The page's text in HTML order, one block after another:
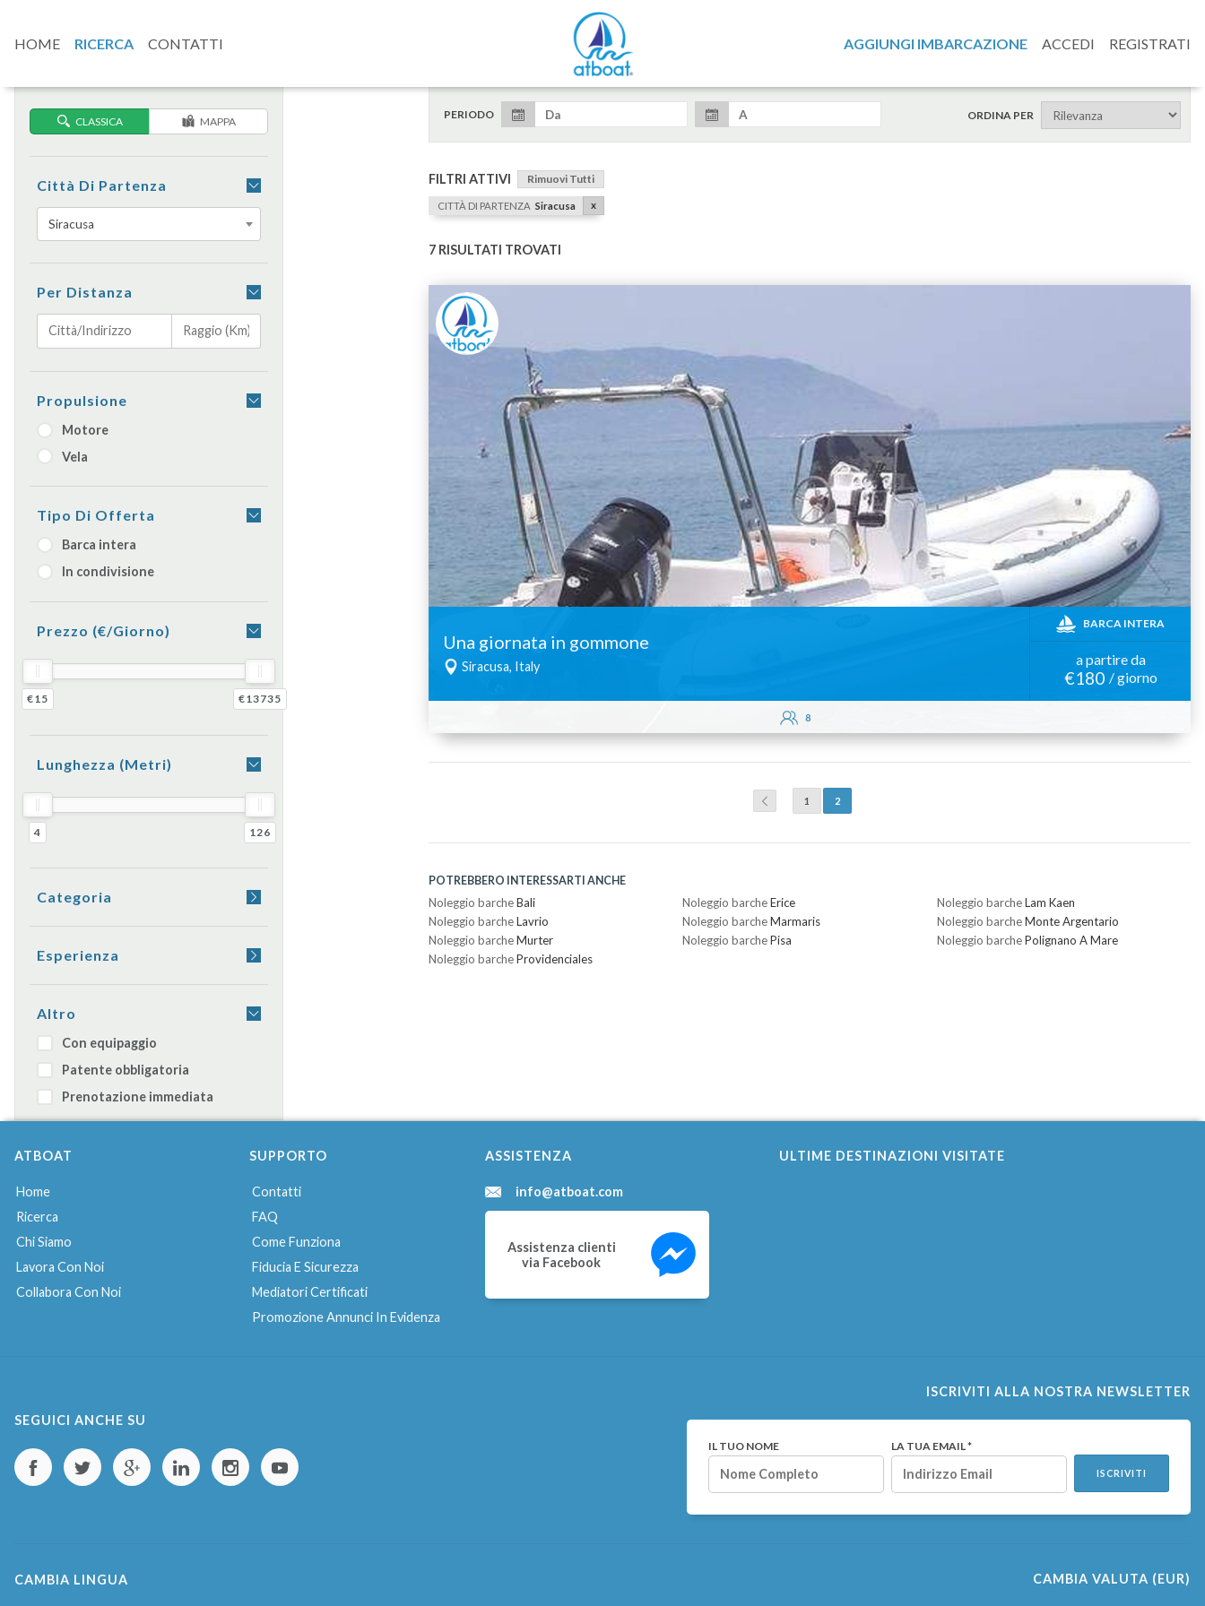
HOME RICERCA CONTATTI AGGIUNGI IMBARCAZIONE ACCEDI REGISTRATI
CLASSICA MAPPA
Città Di Partenza
Siracusa
Per Distanza
Propulsione
Motore
Vela
Tipo Di Offerta
Barca intera
In condivisione
Prezzo (€/giorno)
€15 €13735
Lunghezza (metri)
4 126
Categoria
Gommone
Moto d'acqua
Caicco
Barca giornaliera
Esperienza
Dormire in barca
Transfer
Altro
Con equipaggio
Patente obbligatoria
Prenotazione immediata
PERIODO ORDINA PER
FILTRI ATTIVI Rimuovi Tutti
CITTÀ DI PARTENZA Siracusa x
7 RISULTATI TROVATI
Una giornata in gommone
Siracusa, Italy
BARCA INTERA
a partire da
€180 / giorno
8
1 2
POTREBBERO INTERESSARTI ANCHE
Noleggio barcheBali Noleggio barcheErice Noleggio barcheLam Kaen
Noleggio barcheLavrio Noleggio barcheMarmaris Noleggio barcheMonte Argentario
Noleggio barcheMurter Noleggio barchePisa Noleggio barchePolignano A Mare
Noleggio barcheProvidenciales
ATBOAT
Home
Ricerca
Chi Siamo
Lavora Con Noi
Collabora Con Noi
SUPPORTO
Contatti
FAQ
Come Funziona
Fiducia E Sicurezza
Mediatori Certificati
Promozione Annunci In Evidenza
ASSISTENZA
info@atboat.com
Assistenza clienti
via Facebook
ULTIME DESTINAZIONI VISITATE
SEGUICI ANCHE SU
ISCRIVITI ALLA NOSTRA NEWSLETTER
IL TUO NOME LA TUA EMAIL *
ISCRIVITI
CAMBIA LINGUA CAMBIA VALUTA (EUR)